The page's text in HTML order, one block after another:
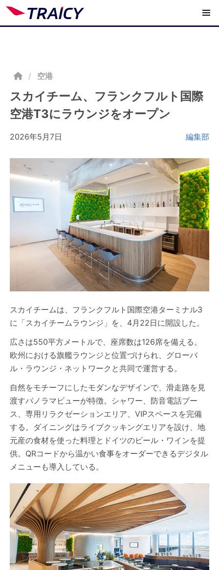
/ 空港
スカイチーム、フランクフルト国際
空港T3にラウンジをオープン
2026年5月7日 編集部
スカイチームは、フランクフルト国際空港ターミナル3
に「スカイチームラウンジ」を、4月22日に開設した。
広さは550平方メートルで、座席数は126席を備える。
欧州における旗艦ラウンジと位置づけられ、グローバ
ル・ラウンジ・ネットワークと共同で運営する。
自然をモチーフにしたモダンなデザインで、滑走路を見
渡すパノラマビューが特徴。シャワー、防音電話ブー
ス、専用リラクゼーションエリア、VIPスペースを完備
する。ダイニングはライブクッキングエリアを設け、地
元産の食材を使った料理とドイツのビール・ワインを提
供。QRコードから温かい食事をオーダーできるデジタル
メニューも導入している。